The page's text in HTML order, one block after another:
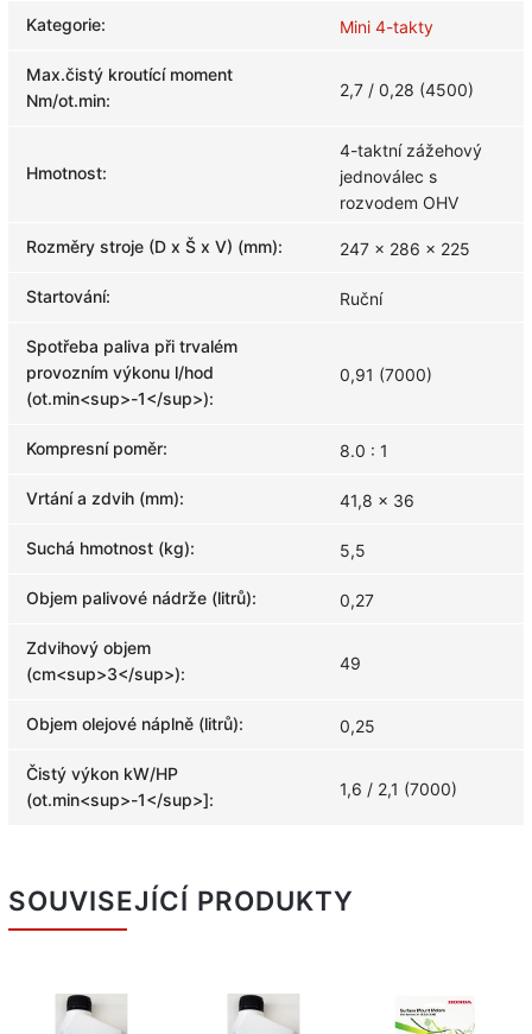
Kategorie: Mini 4-takty
Max.čistý kroutící moment
Nm/ot.min:
2,7 / 0,28 (4500)
Hmotnost:
4-taktní zážehový
jednoválec s
rozvodem OHV
Rozměry stroje (D x Š x V) (mm): 247 x 286 x 225
Startování: Ruční
Spotřeba paliva při trvalém
provozním výkonu l/hod
(ot.min<sup>-1</sup>):
0,91 (7000)
Kompresní poměr: 8.0 : 1
Vrtání a zdvih (mm): 41,8 x 36
Suchá hmotnost (kg): 5,5
Objem palivové nádrže (litrů): 0,27
Zdvihový objem
(cm<sup>3</sup>):
49
Objem olejové náplně (litrů): 0,25
Čistý výkon kW/HP
(ot.min<sup>-1</sup>]:
1,6 / 2,1 (7000)
SOUVISEJÍCÍ PRODUKTY